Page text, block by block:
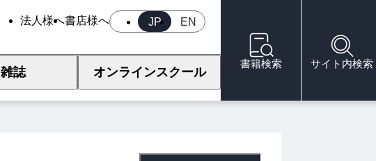
JP EN
法人様へ書店様へ
雑誌 オンラインスクール
書籍検索 サイト内検索